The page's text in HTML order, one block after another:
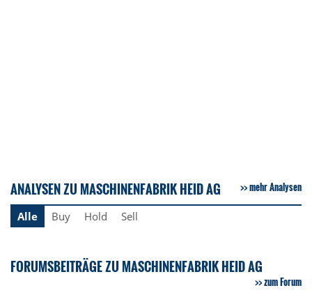
ANALYSEN ZU MASCHINENFABRIK HEID AG mehr Analysen
Alle Buy Hold Sell
FORUMSBEITRÄGE ZU MASCHINENFABRIK HEID AG
zum Forum